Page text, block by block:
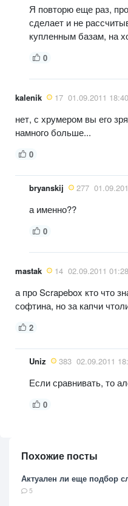
Я повторю еще раз,
сделает и не
купленным базам, на
0
kalenik 17 01.09.2011 18:40
нет, с хрумером вы его
намного больше...
0
bryanskij 277
а именно??
0
mastak 14 02.09.2011 01:28
а про Scrapebox кто что
софтина, но за капчи
2
Uniz 383 02.09.2011
Если сравнивать, то
0
Похожие посты
Актуален ли еще подбор
5